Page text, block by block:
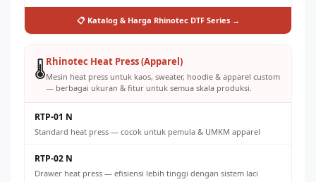
📋 Katalog & Harga Rhinotec DTF Series →
🌡️Rhinotec Heat Press (Apparel)
Mesin heat press untuk kaos, sweater, hoodie & apparel custom
— berbagai ukuran & fitur untuk semua skala produksi.
RTP-01 N
Standard heat press — cocok untuk pemula & UMKM apparel
RTP-02 N
Drawer heat press — efisiensi lebih tinggi dengan sistem laci